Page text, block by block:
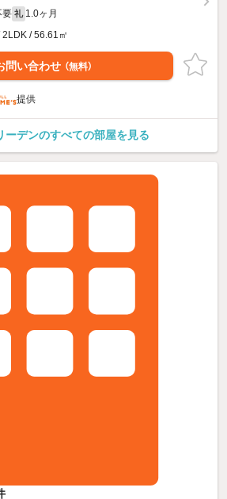
要 礼 1.0ヶ月
2LDK / 56.61㎡
問い合わせ （無料）
提供
ーデンのすべての部屋を見る